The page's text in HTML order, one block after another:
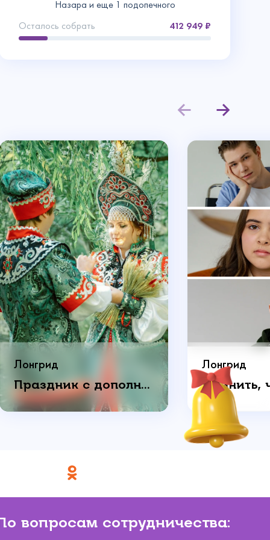
Назара и еще 1 подопечного
Осталось собрать
412 949
Лонгрид
Праздник с дополнительным смыслом: как пара отметила годовщину свадьбы
Лонгрид
вопросам сотрудничества:
на
что
и
3000